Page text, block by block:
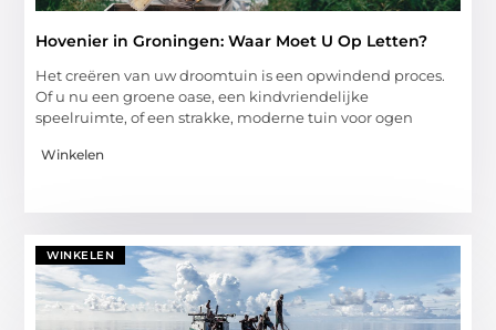
Hovenier in Groningen: Waar Moet U Op Letten?
Het creëren van uw droomtuin is een opwindend proces.
Of u nu een groene oase, een kindvriendelijke
speelruimte, of een strakke, moderne tuin voor ogen
Winkelen
WINKELEN